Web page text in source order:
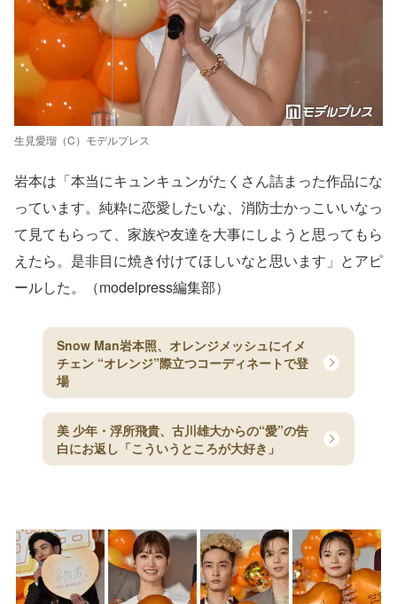
生見愛瑠（C）モデルプレス
岩本は「本当にキュンキュンがたくさん詰まった作品にな
っています。純粋に恋愛したいな、消防士かっこいいなっ
て見てもらって、家族や友達を大事にしようと思ってもら
えたら。是非目に焼き付けてほしいなと思います」とアピ
ールした。（modelpress編集部）
Snow Man岩本照、オレンジメッシュにイメ
チェン “オレンジ”際立つコーディネートで登
場
美 少年・浮所飛貴、古川雄大からの“愛”の告
白にお返し「こういうところが大好き」